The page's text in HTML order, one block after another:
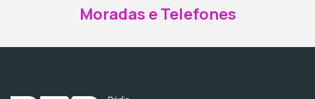
Moradas e Telefones